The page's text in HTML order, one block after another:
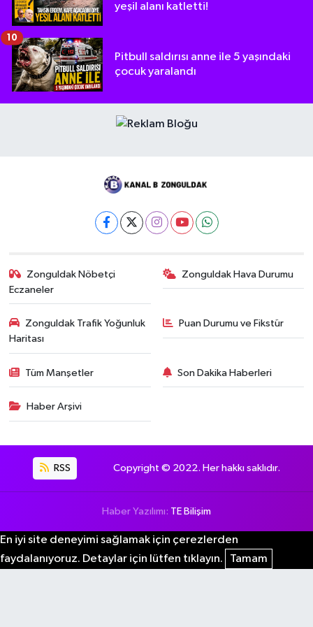
yeşil alanı katletti!
Pitbull saldırısı anne ile 5 yaşındaki
çocuk yaralandı
10
Zonguldak Nöbetçi
Eczaneler
Zonguldak Hava Durumu
Zonguldak Trafik Yoğunluk
Haritası
Puan Durumu ve Fikstür
Tüm Manşetler Son Dakika Haberleri
Haber Arşivi
RSS Copyright © 2022. Her hakkı saklıdır.
Haber Yazılımı: TE Bilişim
En iyi site deneyimi sağlamak için çerezlerden
faydalanıyoruz. Detaylar için lütfen tıklayın.
Tamam